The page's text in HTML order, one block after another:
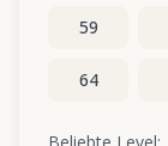
59
64
69